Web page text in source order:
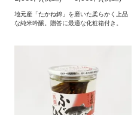
地元産「たかね錦」を磨いた柔らかく上品
な純米吟醸。贈答に最適な化粧箱付き。